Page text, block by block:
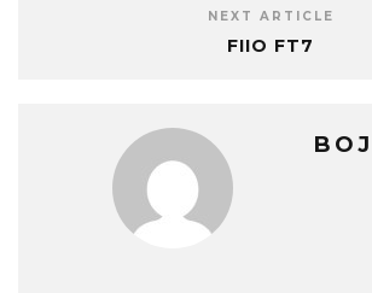
NEXT ARTICLE
FIIO FT7